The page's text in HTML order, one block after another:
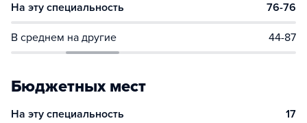
На эту специальность 76-76
В среднем на другие 44-87
Бюджетных мест
На эту специальность 17